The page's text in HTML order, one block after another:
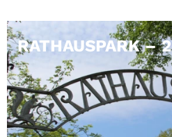
RATHAUSPARK – 2